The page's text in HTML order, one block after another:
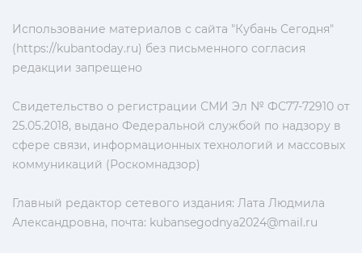
Использование материалов с сайта "Кубань Сегодня"
(https://kubantoday.ru) без письменного согласия
редакции запрещено
Свидетельство о регистрации СМИ Эл № ФС77-72910 от
25.05.2018, выдано Федеральной службой по надзору в
сфере связи, информационных технологий и массовых
коммуникаций (Роскомнадзор)
Главный редактор сетевого издания: Лата Людмила
Александровна, почта: kubansegodnya2024@mail.ru